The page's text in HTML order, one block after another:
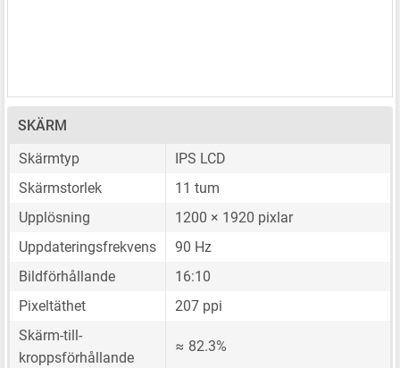
SKÄRM
Skärmtyp
IPS LCD
Skärmstorlek
11 tum
Upplösning
1200 × 1920 pixlar
Uppdateringsfrekvens
90 Hz
Bildförhållande
16:10
Pixeltäthet
207 ppi
Skärm-till-
kroppsförhållande
≈ 82.3%